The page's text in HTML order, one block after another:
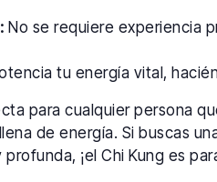
No se requiere experiencia
tu energía vital,
para cualquier persona
de energía. Si buscas
¡el Chi Kung es